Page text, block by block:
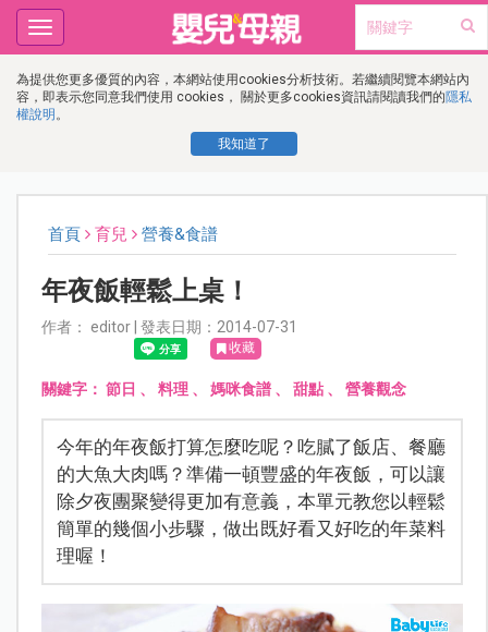
為提供您更多優質的內容，本網站使用cookies分析技術。若繼續閱覽本網站內
容，即表示您同意我們使用 cookies， 關於更多cookies資訊請閱讀我們的隱私
權說明 。
我知道了
Toggle
navigation
首頁 育兒 營養&食譜
年夜飯輕鬆上桌！
作者： editor | 發表日期：2014-07-31
收藏
關鍵字： 節日 、 料理、 媽咪食譜、 甜點、 營養觀念
今年的年夜飯打算怎麼吃呢？吃膩了飯店、餐廳
的大魚大肉嗎？準備一頓豐盛的年夜飯，可以讓
除夕夜團聚變得更加有意義，本單元教您以輕鬆
簡單的幾個小步驟，做出既好看又好吃的年菜料
理喔！